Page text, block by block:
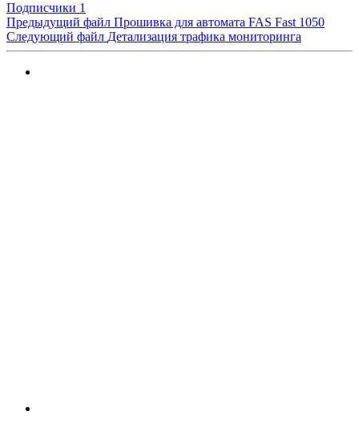
Подписчики 1
Предыдущий файл Прошивка для автомата FAS Fast 1050
Следующий файл Детализация трафика мониторинга